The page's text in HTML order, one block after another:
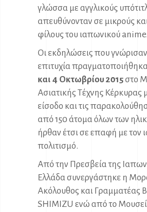
γλώσσα με αγγλικούς
απευθύνονταν σε μικρούς
φίλους του ιαπωνικού anime.
Οι εκδηλώσεις που
επιτυχία
και 4 Οκτωβρίου 2015στο
Ασιατικής Τέχνης Κέρκυρας
είσοδο και τις
από 150 άτομα όλων των
ήρθαν έτσι σε επαφή με τον
πολιτισμό.
Από την Πρεσβεία της
Ελλάδα συνεργάστηκε η
Ακόλουθος και Γραμματέας
SHIMIZU ενώ από το